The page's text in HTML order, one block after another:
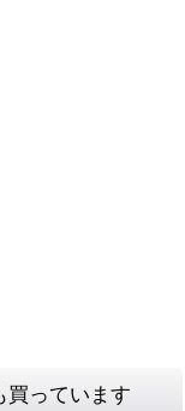
買っています